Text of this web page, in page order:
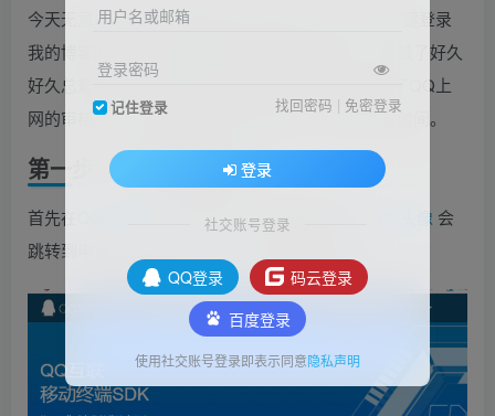
今天无意中想把这个网站接入QQ登录，方便大家一键登录
我的博客网，不用再用繁琐的填写注册信息了。 捣鼓了好久
好久总是被拒，最终找到了原因，现在是已经通过了QQ上
网的审核。 特此分享经验供大家借鉴，让大家节省时间。
第一步 ： 申请开发者
首先在 登录你的QQ,登录后点击 自己的头像 会
跳转到申请注册成为QQ
用户名或邮箱
登录密码
记住登录 找回密码 | 免密登录
登录
社交账号登录
QQ登录
码云登录
百度登录
使用社交账号登录即表示同意隐私声明